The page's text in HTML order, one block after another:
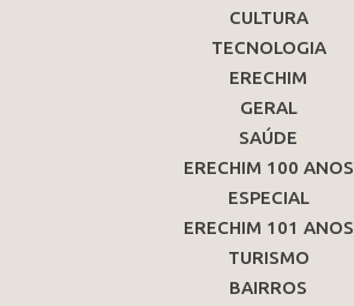
CULTURA
TECNOLOGIA
ERECHIM
GERAL
SAÚDE
ERECHIM 100 ANOS
ESPECIAL
ERECHIM 101 ANOS
TURISMO
BAIRROS